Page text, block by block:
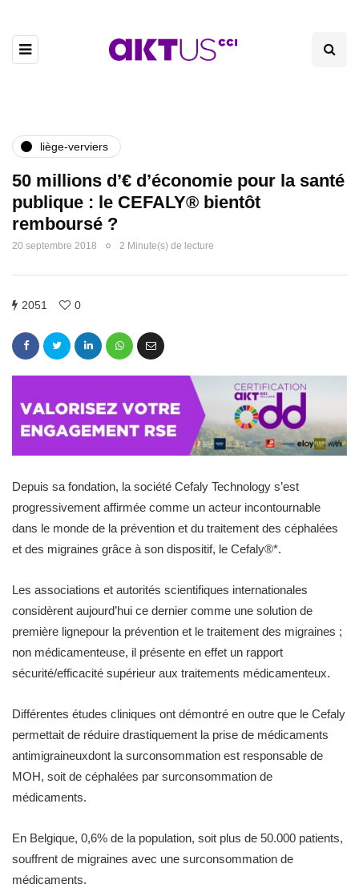
liège-verviers
50 millions d’€ d’économie pour la santé
publique : le CEFALY® bientôt
remboursé ?
20 septembre 2018 2 Minute(s) de lecture
2051 0
Depuis sa fondation, la société Cefaly Technology s’est
progressivement affirmée comme un acteur incontournable
dans le monde de la prévention et du traitement des céphalées
et des migraines grâce à son dispositif, le Cefaly®*.
Les associations et autorités scientifiques internationales
considèrent aujourd’hui ce dernier comme une solution de
première lignepour la prévention et le traitement des migraines ;
non médicamenteuse, il présente en effet un rapport
sécurité/efficacité supérieur aux traitements médicamenteux.
Différentes études cliniques ont démontré en outre que le Cefaly
permettait de réduire drastiquement la prise de médicaments
antimigraineuxdont la surconsommation est responsable de
MOH, soit de céphalées par surconsommation de
médicaments.
En Belgique, 0,6% de la population, soit plus de 50.000 patients,
souffrent de migraines avec une surconsommation de
médicaments.